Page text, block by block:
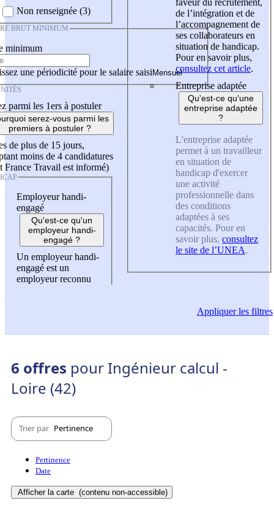
Non renseignée (3)
BRUT MINIMUM
minimum
une périodicité pour le salaire saisi
parmi les 1ers à postuler
serez-vous parmi les
premiers à postuler ?
de plus de 15 jours,
moins de 4 candidatures
France Travail est informé)
Employeur handi-
engagé
Qu'est-ce qu'un
employeur handi-
engagé ?
Un employeur handi-
engagé est un
employeur reconnu
de l’intégration et de
l’accompagnement de
ses collaborateurs en
situation de handicap.
Pour en savoir plus,
consultez cet article.
Entreprise adaptée
Qu'est-ce qu'une
entreprise adaptée
?
L'entreprise adaptée
permet à un travailleur
en situation de
handicap d'exercer
une activité
professionnelle dans
des conditions
adaptées à ses
capacités. Pour en
savoir plus, consultez
le site de l’UNEA.
Appliquerles filtres
6 offres pour Ingénieur calcul -
Loire (42)
Trier par Pertinence
Pertinence
Date
Afficher la carte (contenu non-accessible)